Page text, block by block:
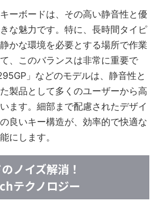
ーボードは、その高い静音性と優
な魅力です。特に、長時間タイピ
かな環境を必要とする場所で作業
、このバランスは非常に重要で
」などのモデルは、静音性と
製品として多くのユーザーから高
ます。細部まで配慮されたデザイ
良いキー構造が、効率的で快適な
にします。
ノイズ解消！
テクノロジー